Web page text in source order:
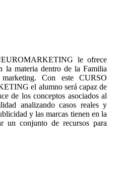
le ofrece
la materia dentro de la Familia
Con este CURSO
el alumno será capaz de
de los conceptos asociados al
analizando casos reales y
y las marcas tienen en la
un conjunto de recursos para